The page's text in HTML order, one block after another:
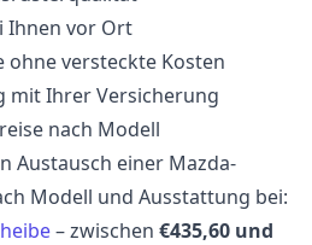
vor Ort
versteckte Kosten
Ihrer Versicherung
nach Modell
Austausch einer Mazda-
Modell und Ausstattung bei:
– zwischen €435,60 und